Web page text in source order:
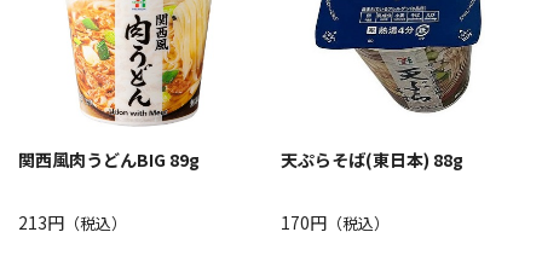
関西風肉うどんBIG 89g
213円 （税込）
天ぷらそば(東日本) 88g
170円（税込）